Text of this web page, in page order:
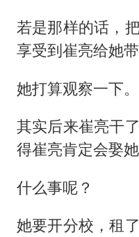
若是那样的话，
享受到崔亮给她带
她打算观察一下。
其实后来崔亮干
得崔亮肯定会娶她
什么事呢？
她要开分校，租